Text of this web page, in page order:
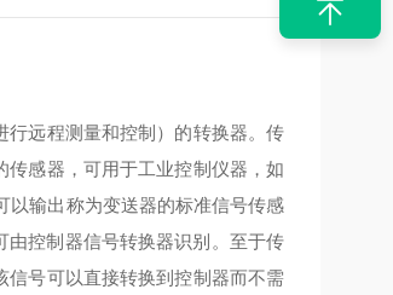
行远程测量和控制）的转换器。传
感器，可用于工业控制仪器，如
以输出称为变送器的标准信号传感
由控制器信号转换器识别。至于传
信号可以直接转换到控制器而不需